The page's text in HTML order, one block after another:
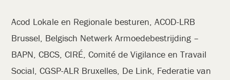
Acod Lokale en Regionale besturen, ACOD-LRB
Brussel, Belgisch Netwerk Armoedebestrijding –
BAPN, CBCS, CIRÉ, Comité de Vigilance en Travail
Social, CGSP-ALR Bruxelles, De Link, Federatie van